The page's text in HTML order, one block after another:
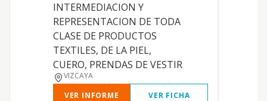
INTERMEDIACION Y
REPRESENTACION DE TODA
CLASE DE PRODUCTOS
TEXTILES, DE LA PIEL,
CUERO, PRENDAS DE VESTIR
VIZCAYA
VER INFORME
VER FICHA